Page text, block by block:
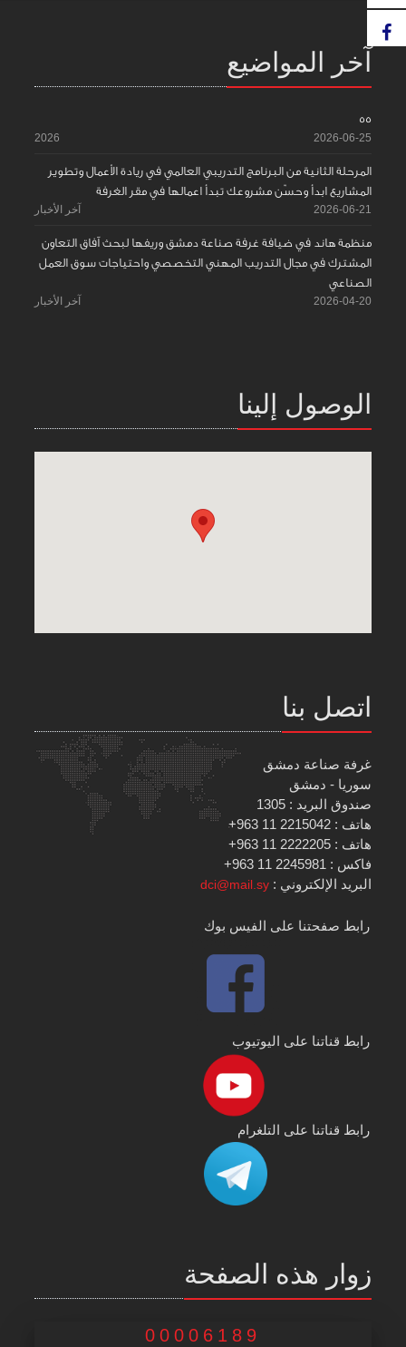
آخر المواضيع
55
2026-06-25
2026
المرحلة الثانية من البرنامج التدريبي العالمي في ريادة الأعمال وتطوير
المشاريع ابدأ وحسّن مشروعك تبدأ اعمالها في مقر الغرفة
2026-06-21 آخر الأخبار
منظمة هاند في ضيافة غرفة صناعة دمشق وريفها لبحث آفاق التعاون
المشترك في مجال التدريب المهني التخصصي واحتياجات سوق العمل
الصناعي
2026-04-20 آخر الأخبار
الوصول إلينا
اتصل بنا
غرفة صناعة دمشق
سوريا - دمشق
صندوق البريد : 1305
هاتف : 2215042 11 963+
هاتف : 2222205 11 963+
فاكس : 2245981 11 963+
البريد الإلكتروني :dci@mail.sy
رابط صفحتنا على الفيس بوك
رابط قناتنا على اليوتيوب
رابط قناتنا على التلغرام
زوار هذه الصفحة
00006189